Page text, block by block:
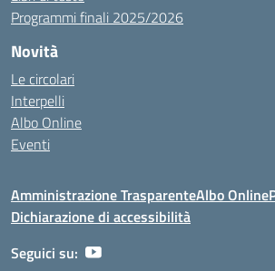
Programmi finali 2025/2026
Novità
Le circolari
Interpelli
Albo Online
Eventi
Amministrazione TrasparenteAlbo Online
Dichiarazione di accessibilità
Seguici su: